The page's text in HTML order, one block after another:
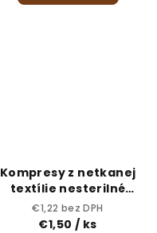
Kompresy z netkanej
textílie nesterilné
Nonvi lux - 5x5
€1,22 bez DPH
€1,50 / ks